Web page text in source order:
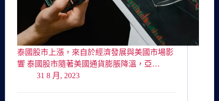
泰國股市上漲，來自於經濟發展與美國市場影
響 泰國股市隨著美國通貨膨脹降溫，亞…
31 8 月, 2023